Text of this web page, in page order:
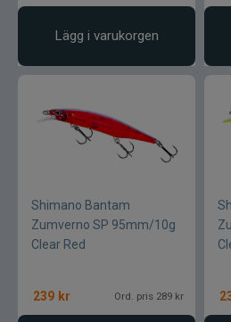
Lägg i varukorgen
Shimano Bantam
Zumverno SP 95mm/10g
Clear Red
239 kr Ord. pris 289 kr